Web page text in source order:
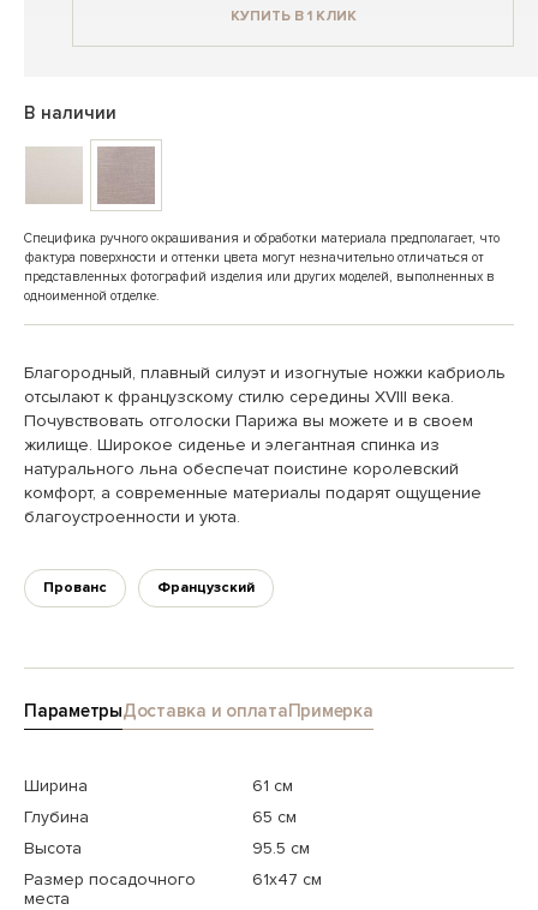
КУПИТЬ В 1 КЛИК
В наличии
Специфика ручного окрашивания и обработки материала предполагает, что
фактура поверхности и оттенки цвета могут незначительно отличаться от
представленных фотографий изделия или других моделей, выполненных в
одноименной отделке.
Благородный, плавный силуэт и изогнутые ножки кабриоль
отсылают к французскому стилю середины XVIII века.
Почувствовать отголоски Парижа вы можете и в своем
жилище. Широкое сиденье и элегантная спинка из
натурального льна обеспечат поистине королевский
комфорт, а современные материалы подарят ощущение
благоустроенности и уюта.
Прованс Французский
ПараметрыДоставка и оплатаПримерка
Ширина
61 см
Глубина
65 см
Высота
95.5 см
Размер посадочного
места
61x47 см